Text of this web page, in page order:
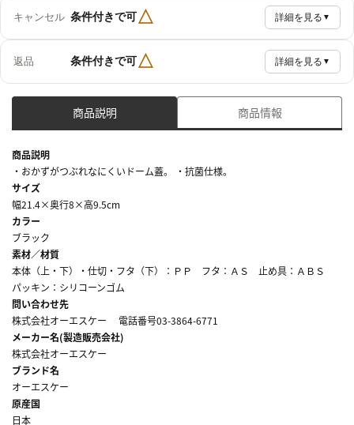
キャンセル 条件付きで可△ 詳細を見る ▼
返品 条件付きで可△ 詳細を見る ▼
商品説明 商品情報
商品説明
・おかずがつぶれなにくいドーム蓋。 ・抗菌仕様。
サイズ
幅21.4×奥行8×高9.5cm
カラー
ブラック
素材／材質
本体（上・下）・仕切・フタ（下）：ＰＰ フタ：ＡＳ 止め具：ＡＢＳ
パッキン：シリコーンゴム
問い合わせ先
株式会社オーエスケー 電話番号03-3864-6771
メーカー名(製造販売会社)
株式会社オーエスケー
ブランド名
オーエスケー
原産国
日本